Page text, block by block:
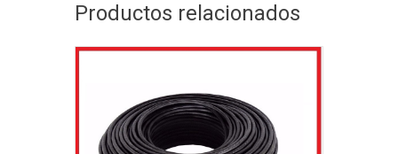
Productos relacionados